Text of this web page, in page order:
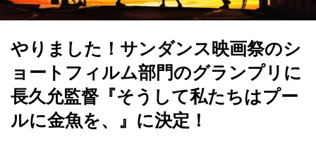
やりました！サンダンス映画祭のシ
ョートフィルム部門のグランプリに
長久允監督『そうして私たちはプー
ルに金魚を、』に決定！